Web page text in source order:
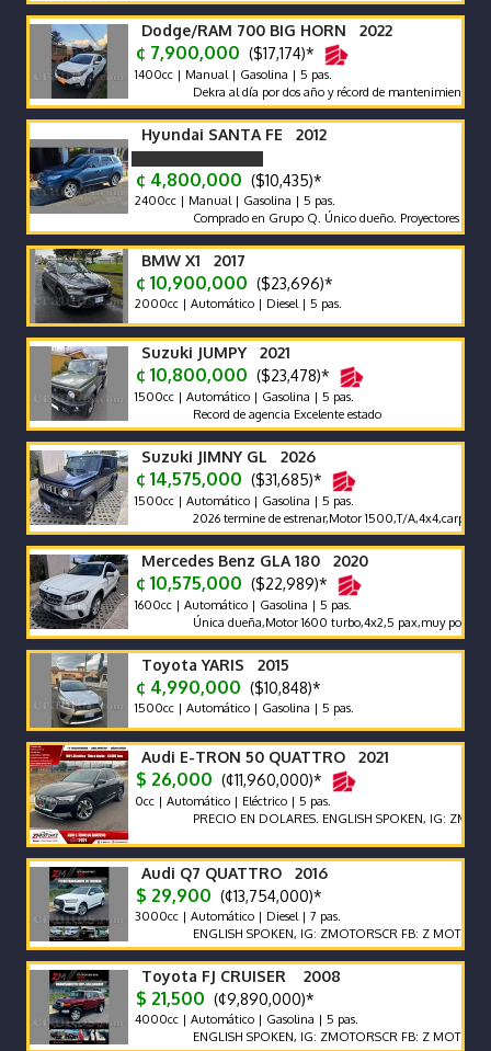
Dodge/RAM 700 BIG HORN 2022
¢ 7,900,000 ($17,174)*
1400cc | Manual | Gasolina | 5 pas.
Dekra al día por dos año y récord de mantenimientos de
Hyundai SANTA FE 2012
¢ 4,800,000 ($10,435)*
2400cc | Manual | Gasolina | 5 pas.
Comprado en Grupo Q. Único dueño. Proyectores Biled.
BMW X1 2017
¢ 10,900,000 ($23,696)*
2000cc | Automático | Diesel | 5 pas.
Suzuki JUMPY 2021
¢ 10,800,000 ($23,478)*
1500cc | Automático | Gasolina | 5 pas.
Record de agencia Excelente estado
Suzuki JIMNY GL 2026
¢ 14,575,000 ($31,685)*
1500cc | Automático | Gasolina | 5 pas.
2026 termine de estrenar,Motor 1500,T/
Mercedes Benz GLA 180 2020
¢ 10,575,000 ($22,989)*
1600cc | Automático | Gasolina | 5 pas.
Única dueña,Motor 1600 turbo,4x2,5 pax,muy poco km
Toyota YARIS 2015
¢ 4,990,000 ($10,848)*
1500cc | Automático | Gasolina | 5 pas.
Audi E-TRON 50 QUATTRO 2021
$ 26,000 (¢11,960,000)*
0cc | Automático | Eléctrico | 5 pas.
PRECIO EN DOLARES. ENGLISH SPOKEN, IG:
Audi Q7 QUATTRO 2016
$ 29,900 (¢13,754,000)*
3000cc | Automático | Diesel | 7 pas.
ENGLISH SPOKEN, IG: ZMOTORSCR FB: Z MOTORS.
Toyota FJ CRUISER 2008
$ 21,500 (¢9,890,000)*
4000cc | Automático | Gasolina | 5 pas.
ENGLISH SPOKEN, IG: ZMOTORSCR FB: Z MOTORS.